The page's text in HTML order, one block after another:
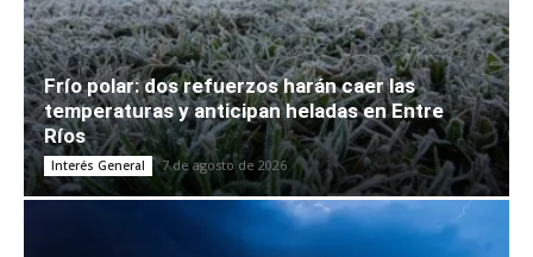
Frío polar: dos refuerzos harán caer las
temperaturas y anticipan heladas en Entre
Ríos
Interés General 7 de agosto de 2026